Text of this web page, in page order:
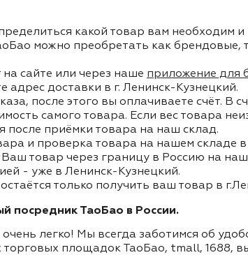
какой товар вам необходим
можно преобретать как брендовые,
сайте или через наше приложение для
адрес доставки в г. Ленинск-Кузнецкий.
после этого вы оплачиваете счёт. В
самого товара. Если вес товара
после приёмки товара на наш склад.
и проверка товара на нашем складе
Ваш товар через границу в Россию на
- уже в Ленинск-Кузнецкий.
только получить ваш товар в
посредник ТаоБао в России.
легко! Мы всегда заботимся об
торговых площадок ТаоБао, tmall, 1688,